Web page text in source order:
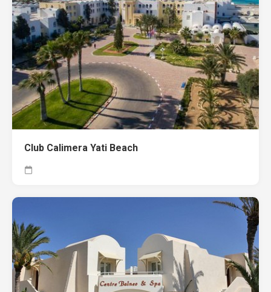
Club Calimera Yati Beach